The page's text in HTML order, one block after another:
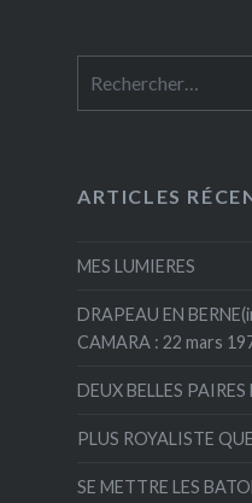
ARTICLES
MES LUMIERES
DRAPEAU EN
CAMARA : 22 mars
DEUX BELLES
PLUS ROYALISTE
SE METTRE LES